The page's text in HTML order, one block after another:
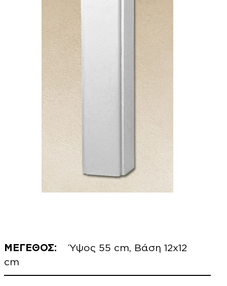
ΜΕΓΕΘΟΣ:
Ύψος 55 cm, Βάση 12x12
cm